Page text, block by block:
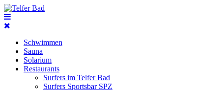
Schwimmen
Sauna
Solarium
Restaurants
Surfers im Telfer Bad
Surfers Sportsbar SPZ